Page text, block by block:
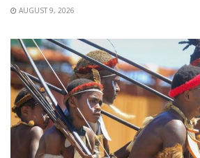
AUGUST 9, 2026